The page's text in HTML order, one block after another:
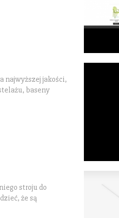
najwyższej jakości,
baseny
stroju do
że są